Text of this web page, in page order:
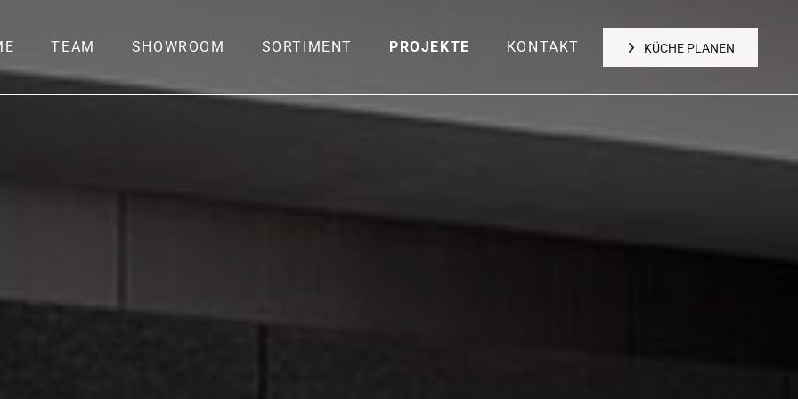
TEAM SHOWROOM SORTIMENT PROJEKTE KONTAKT KÜCHE PLANEN